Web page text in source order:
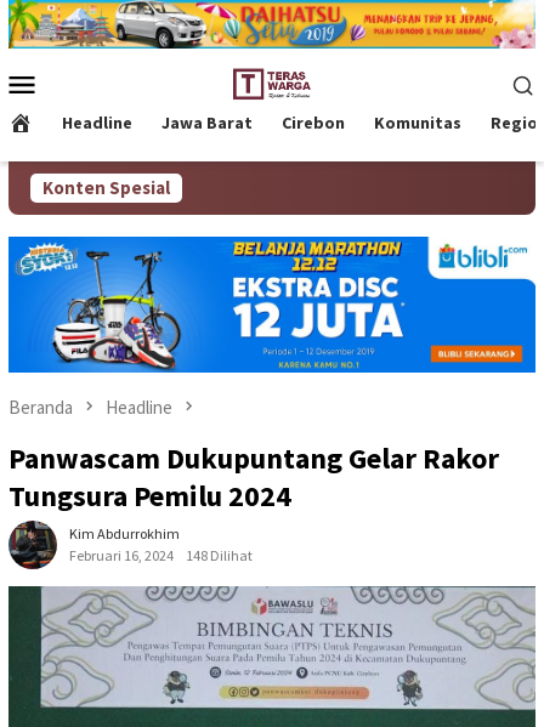
Loncat
ke
Mobile
Headline Jawa Barat Cirebon Komunitas
Konten Spesial
Beranda Headline
Panwascam Dukupuntang Gelar Rakor
Tungsura Pemilu 2024
Kim Abdurrokhim
Februari 16, 2024
148 Dilihat